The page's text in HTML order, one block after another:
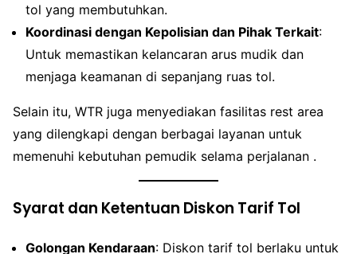
tol yang membutuhkan.
Koordinasi dengan Kepolisian dan Pihak Terkait:
Untuk memastikan kelancaran arus mudik dan
menjaga keamanan di sepanjang ruas tol.
Selain itu, WTR juga menyediakan fasilitas rest area
yang dilengkapi dengan berbagai layanan untuk
memenuhi kebutuhan pemudik selama perjalanan .
Syarat dan Ketentuan Diskon Tarif Tol
Golongan Kendaraan: Diskon tarif tol berlaku untuk